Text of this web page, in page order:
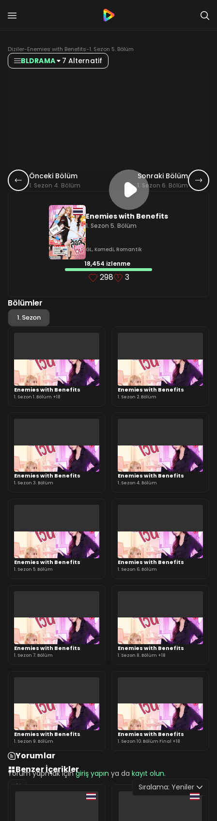
Diziler-Enemies with Benefits-1. Sezon 5. Bölüm
BLDRAMA 7 Alternatif
Önceki Bölüm
1. Sezon 4. Bölüm
Sonraki Bölüm
1. Sezon 6. Bölüm
Enemies with Benefits
1. Sezon 5. Bölüm
GL, Komedi, Romantik
18,454 izlenme
298 3
Bölümler
1. Sezon
Enemies with Benefits
1. Sezon 1. Bölüm +18
Enemies with Benefits
1. Sezon 2. Bölüm
Enemies with Benefits
1. Sezon 3. Bölüm
Enemies with Benefits
1. Sezon 4. Bölüm
Enemies with Benefits
1. Sezon 5. Bölüm
Enemies with Benefits
1. Sezon 6. Bölüm
Enemies with Benefits
1. Sezon 7. Bölüm
Enemies with Benefits
1. Sezon 8. Bölüm +18
Enemies with Benefits
1. Sezon 9. Bölüm
Enemies with Benefits
1. Sezon 10. Bölüm Final +18
Yorumlar
Yorum yapmak içingiriş yapın ya da kayıt olun.
Sıralama: Yeniler
Benzer İçerikler